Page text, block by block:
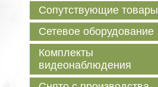
Сопутствующие товары
Сетевое оборудование
Комплекты
видеонаблюдения